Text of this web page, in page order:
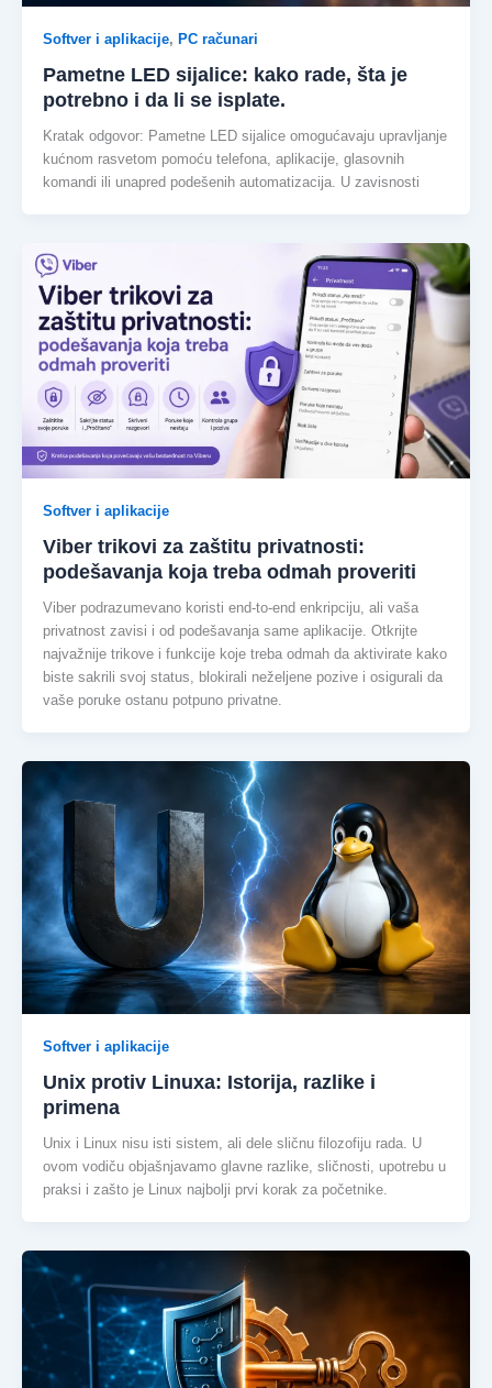
Softver i aplikacije, PC računari
Pametne LED sijalice: kako rade, šta je
potrebno i da li se isplate.
Kratak odgovor: Pametne LED sijalice omogućavaju upravljanje
kućnom rasvetom pomoću telefona, aplikacije, glasovnih
komandi ili unapred podešenih automatizacija. U zavisnosti
Softver i aplikacije
Viber trikovi za zaštitu privatnosti:
podešavanja koja treba odmah proveriti
Viber podrazumevano koristi end-to-end enkripciju, ali vaša
privatnost zavisi i od podešavanja same aplikacije. Otkrijte
najvažnije trikove i funkcije koje treba odmah da aktivirate kako
biste sakrili svoj status, blokirali neželjene pozive i osigurali da
vaše poruke ostanu potpuno privatne.
Softver i aplikacije
Unix protiv Linuxa: Istorija, razlike i
primena
Unix i Linux nisu isti sistem, ali dele sličnu filozofiju rada. U
ovom vodiču objašnjavamo glavne razlike, sličnosti, upotrebu u
praksi i zašto je Linux najbolji prvi korak za početnike.